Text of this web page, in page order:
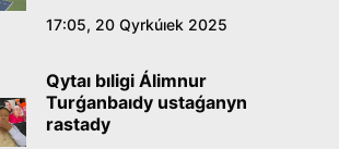
17:05, 20 Qyrkúıek 2025
Qytaı bıligi Álimnur
Turǵanbaıdy ustaǵanyn
rastady